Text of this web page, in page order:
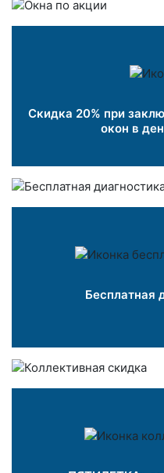
Скидка 20% при
окон в
Бесплатная